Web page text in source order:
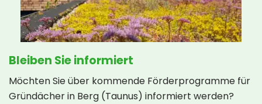
Bleiben Sie informiert
Möchten Sie über kommende Förderprogramme für
Gründächer in Berg (Taunus) informiert werden?